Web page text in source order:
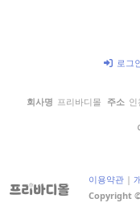
로그
이용약관 |
Copyright ©
회사명 프리바디몰 주소